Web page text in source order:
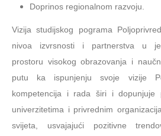
Doprinos regionalnom razvoju.
Vizija studijskog pograma
nivoa izvrsnosti i partnerstva u
prostoru visokog obrazovanja i
putu ka ispunjenju svoje vizije
kompetencija i rada širi i dopunjuje
univerzitetima i privrednim
svijeta, usvajajući pozitivne